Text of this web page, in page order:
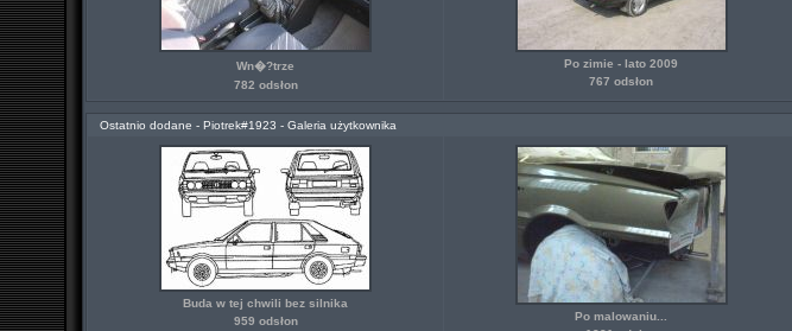
Wn�?trze
782 odsłon
Po zimie - lato 2009
767 odsłon
Ostatnio dodane - Piotrek#1923 - Galeria użytkownika
Buda w tej chwili bez silnika
959 odsłon
Po malowaniu...